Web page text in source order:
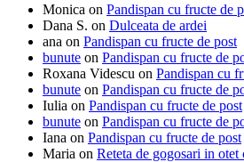
Monica on Pandispan cu fructe de
Dana S. on Dulceata de ardei
ana on Pandispan cu fructe de post
bunute on Pandispan cu fructe de
Roxana Videscu on Pandispan cu
bunute on Pandispan cu fructe de
Iulia on Pandispan cu fructe de post
bunute on Pandispan cu fructe de
Iana on Pandispan cu fructe de post
Maria on Reteta de gogosari in otet